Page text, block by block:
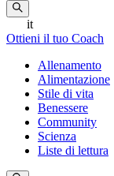
it
Ottieni il tuo Coach
Allenamento
Alimentazione
Stile di vita
Benessere
Community
Scienza
Liste di lettura